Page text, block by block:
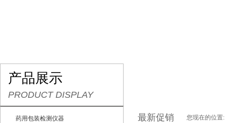
产品展示
PRODUCT DISPLAY
药用包装检测仪器 最新促销 您现在的位置: